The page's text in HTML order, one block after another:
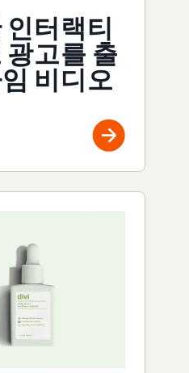
인터랙티
광고를 출
비디오